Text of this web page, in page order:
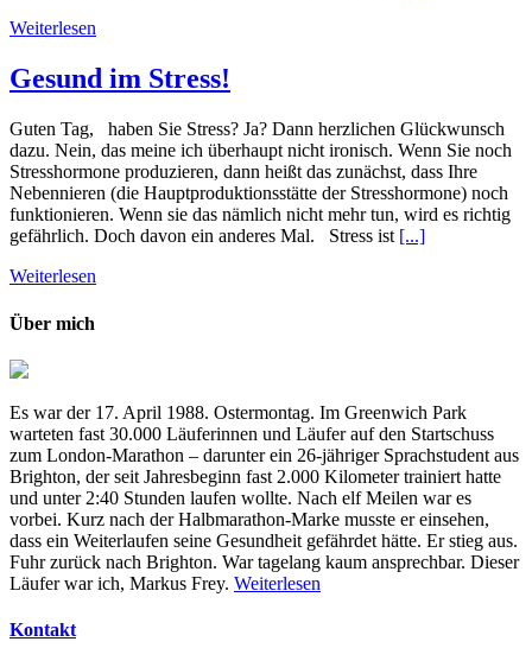
Weiterlesen
Gesund im Stress!
Guten Tag, haben Sie Stress? Ja? Dann herzlichen Glückwunsch
dazu. Nein, das meine ich überhaupt nicht ironisch. Wenn Sie noch
Stresshormone produzieren, dann heißt das zunächst, dass Ihre
Nebennieren (die Hauptproduktionsstätte der Stresshormone) noch
funktionieren. Wenn sie das nämlich nicht mehr tun, wird es richtig
gefährlich. Doch davon ein anderes Mal. Stress ist [...]
Weiterlesen
Über mich
Es war der 17. April 1988. Ostermontag. Im Greenwich Park
warteten fast 30.000 Läuferinnen und Läufer auf den Startschuss
zum London-Marathon – darunter ein 26-jähriger Sprachstudent aus
Brighton, der seit Jahresbeginn fast 2.000 Kilometer trainiert hatte
und unter 2:40 Stunden laufen wollte. Nach elf Meilen war es
vorbei. Kurz nach der Halbmarathon-Marke musste er einsehen,
dass ein Weiterlaufen seine Gesundheit gefährdet hätte. Er stieg aus.
Fuhr zurück nach Brighton. War tagelang kaum ansprechbar. Dieser
Läufer war ich, Markus Frey. Weiterlesen
Kontakt